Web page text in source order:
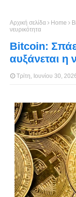
Αρχική σελίδα Home
νευρικότητα
Bitcoin:
αυξάνεται η
Τρίτη, Ιουνίου 30,